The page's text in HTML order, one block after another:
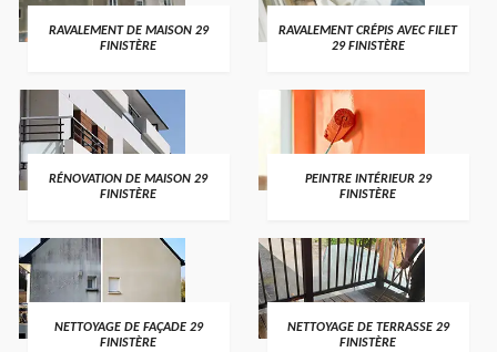
RAVALEMENT DE MAISON 29
FINISTÈRE
RAVALEMENT CRÉPIS AVEC FILET
29 FINISTÈRE
RÉNOVATION DE MAISON 29
FINISTÈRE
PEINTRE INTÉRIEUR 29
FINISTÈRE
NETTOYAGE DE FAÇADE 29
FINISTÈRE
NETTOYAGE DE TERRASSE 29
FINISTÈRE